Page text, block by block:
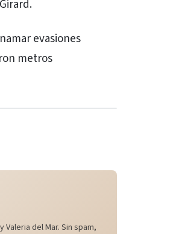
evasiones
metros
del Mar. Sin spam,